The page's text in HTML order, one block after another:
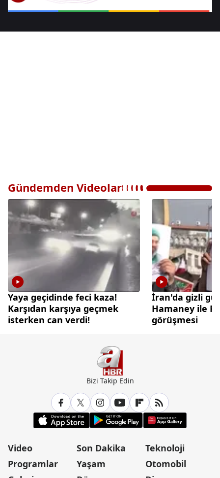
Gündemden Videolar
Yaya geçidinde feci kaza!
Karşıdan karşıya geçmek
isterken can verdi!
İran'da gizli güç
Hamaney ile
görüşmesi
Bizi Takip Edin
Video
Programlar
Son Dakika
Yaşam
Teknoloji
Otomobil